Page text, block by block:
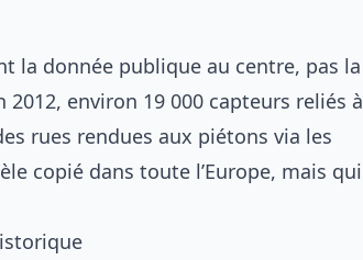
la donnée publique au centre, pas la
environ 19 000 capteurs reliés à
rues rendues aux piétons via les
copié dans toute l’Europe, mais qui